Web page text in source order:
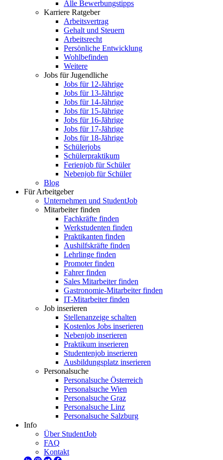
Alle Bewerbungstipps
Karriere Ratgeber
Arbeitsvertrag
Gehalt und Steuern
Arbeitsrecht
Persönliche Entwicklung
Wohlbefinden
Weitere
Jobs für Jugendliche
Jobs für 12-Jährige
Jobs für 13-Jährige
Jobs für 14-Jährige
Jobs für 15-Jährige
Jobs für 16-Jährige
Jobs für 17-Jährige
Jobs für 18-Jährige
Schülerjobs
Schülerpraktikum
Ferienjob für Schüler
Nebenjob für Schüler
Blog
Für Arbeitgeber
Unternehmen und StudentJob
Mitarbeiter finden
Fachkräfte finden
Werkstudenten finden
Praktikanten finden
Aushilfskräfte finden
Lehrlinge finden
Promoter finden
Fahrer finden
Sales Mitarbeiter finden
Gastronomie-Mitarbeiter finden
IT-Mitarbeiter finden
Job inserieren
Stellenanzeige schalten
Kostenlos Jobs inserieren
Nebenjob inserieren
Praktikum inserieren
Studentenjob inserieren
Ausbildungsplatz inserieren
Personalsuche
Personalsuche Österreich
Personalsuche Wien
Personalsuche Graz
Personalsuche Linz
Personalsuche Salzburg
Info
Über StudentJob
FAQ
Kontakt